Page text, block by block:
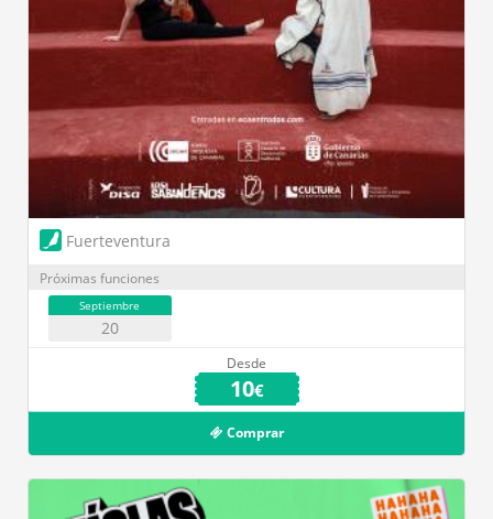
Fuerteventura
Próximas funciones
Septiembre
20
Desde
10€
Comprar